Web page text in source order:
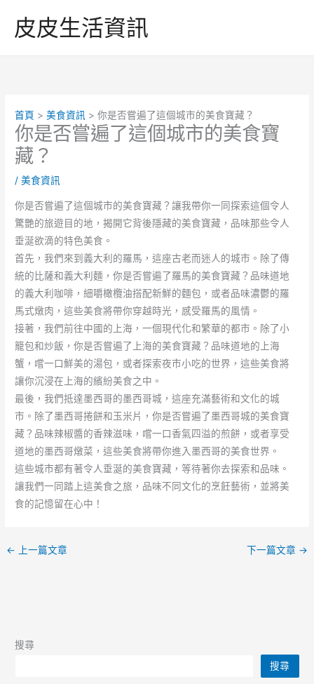
皮皮生活資訊
首頁 美食資訊 你是否嘗遍了這個城市的美食寶藏？
你是否嘗遍了這個城市的美食寶
藏？
/美食資訊
你是否嘗遍了這個城市的美食寶藏？讓我帶你一同探索這個令人
驚艷的旅遊目的地，揭開它背後隱藏的美食寶藏，品味那些令人
垂涎欲滴的特色美食。
首先，我們來到義大利的羅馬，這座古老而迷人的城市。除了傳
統的比薩和義大利麵，你是否嘗遍了羅馬的美食寶藏？品味道地
的義大利咖啡，細嚼橄欖油搭配新鮮的麵包，或者品味濃鬱的羅
馬式燉肉，這些美食將帶你穿越時光，感受羅馬的風情。
接著，我們前往中國的上海，一個現代化和繁華的都市。除了小
籠包和炒飯，你是否嘗遍了上海的美食寶藏？品味道地的上海
蟹，嚐一口鮮美的湯包，或者探索夜市小吃的世界，這些美食將
讓你沉浸在上海的繽紛美食之中。
最後，我們抵達墨西哥的墨西哥城，這座充滿藝術和文化的城
市。除了墨西哥捲餅和玉米片，你是否嘗遍了墨西哥城的美食寶
藏？品味辣椒醬的香辣滋味，嚐一口香氣四溢的煎餅，或者享受
道地的墨西哥燉菜，這些美食將帶你進入墨西哥的美食世界。
這些城市都有著令人垂涎的美食寶藏，等待著你去探索和品味。
讓我們一同踏上這美食之旅，品味不同文化的烹飪藝術，並將美
食的記憶留在心中！
← 上一篇文章 下一篇文章 →
搜尋
搜尋